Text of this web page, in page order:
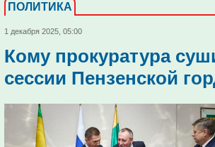
ПОЛИТИКА
1 декабря 2025, 05:00
Кому прокуратура
сессии Пензенской